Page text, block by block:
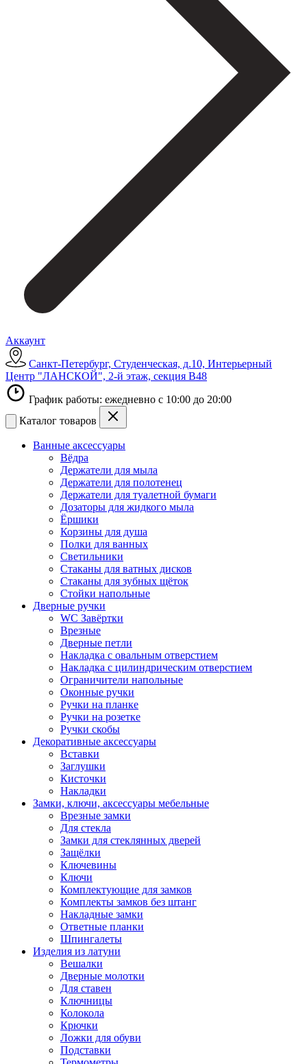
Аккаунт
Санкт-Петербург, Студенческая, д.10, Интерьерный
Центр "ЛАНСКОЙ", 2-й этаж, секция В48
График работы: ежедневно с 10:00 до 20:00
Каталог товаров
Ванные аксессуары
Вёдра
Держатели для мыла
Держатели для полотенец
Держатели для туалетной бумаги
Дозаторы для жидкого мыла
Ёршики
Корзины для душа
Полки для ванных
Светильники
Стаканы для ватных дисков
Стаканы для зубных щёток
Стойки напольные
Дверные ручки
WC Завёртки
Врезные
Дверные петли
Накладка с овальным отверстием
Накладка с цилиндрическим отверстием
Ограничители напольные
Оконные ручки
Ручки на планке
Ручки на розетке
Ручки скобы
Декоративные аксессуары
Вставки
Заглушки
Кисточки
Накладки
Замки, ключи, аксессуары мебельные
Врезные замки
Для стекла
Замки для стеклянных дверей
Защёлки
Ключевины
Ключи
Комплектующие для замков
Комплекты замков без штанг
Накладные замки
Ответные планки
Шпингалеты
Изделия из латуни
Вешалки
Дверные молотки
Для ставен
Ключницы
Колокола
Крючки
Ложки для обуви
Подставки